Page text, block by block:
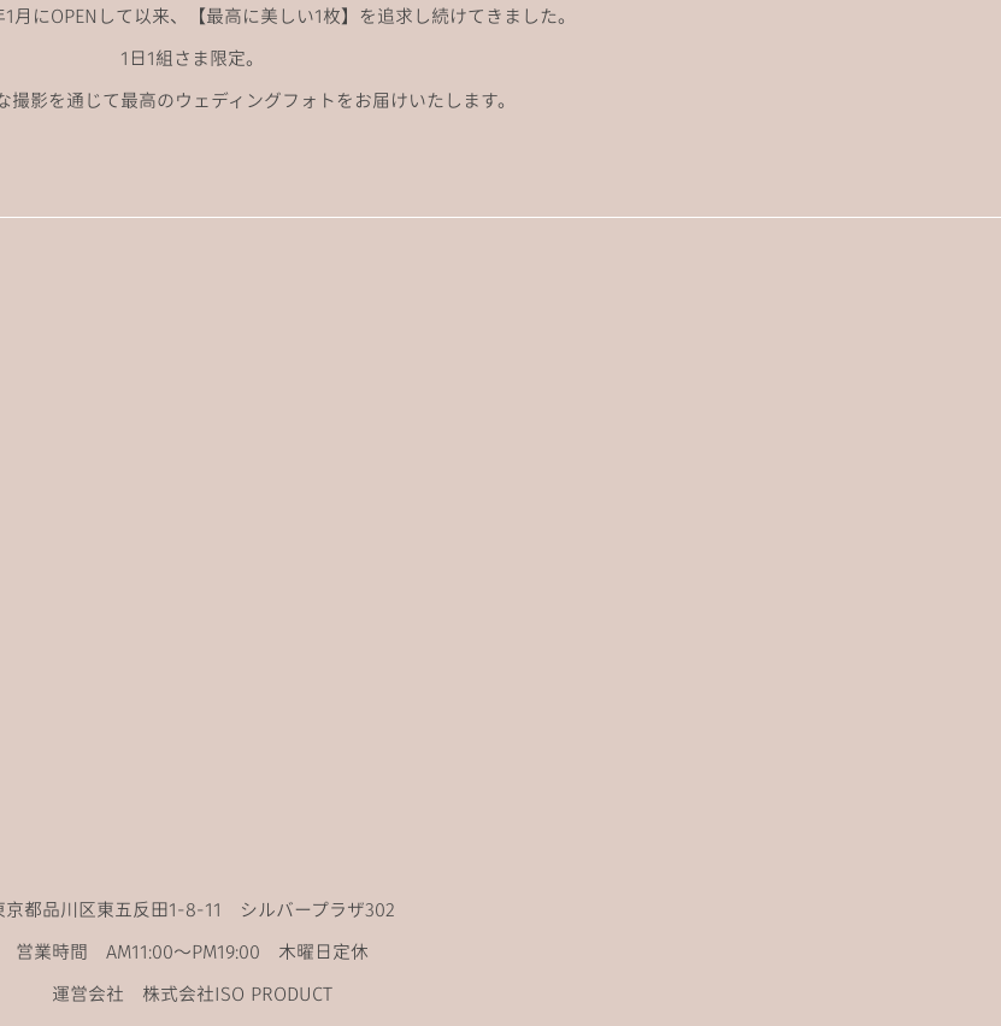
月にOPENして以来、
【最高に美しい1枚】を追求し続けてきました。
1日1組さま限定。
撮影を通じて最高のウェディングフォトをお届けいたします。
京都品川区東五反田1-8-11 シルバープラザ302
営業時間 AM11:00〜PM19:00 木曜日定休
運営会社 株式会社ISO PRODUCT